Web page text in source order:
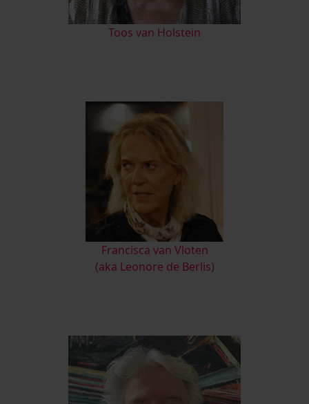
Toos van Holstein
Francisca van Vloten
(aka Leonore de Berlis)